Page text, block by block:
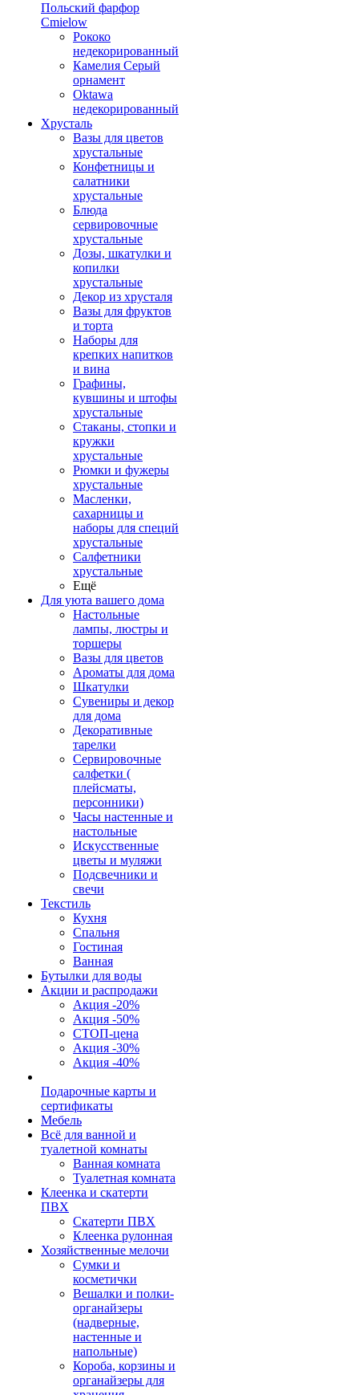
Польский фарфор
Сmielow
Рококо
недекорированный
Камелия Серый
орнамент
Oktawa
недекорированный
Хрусталь
Вазы для цветов
хрустальные
Конфетницы и
салатники
хрустальные
Блюда
сервировочные
хрустальные
Дозы, шкатулки и
копилки
хрустальные
Декор из хрусталя
Вазы для фруктов
и торта
Наборы для
крепких напитков
и вина
Графины,
кувшины и штофы
хрустальные
Стаканы, стопки и
кружки
хрустальные
Рюмки и фужеры
хрустальные
Масленки,
сахарницы и
наборы для специй
хрустальные
Салфетники
хрустальные
Ещё
Для уюта вашего дома
Настольные
лампы, люстры и
торшеры
Вазы для цветов
Ароматы для дома
Шкатулки
Сувениры и декор
для дома
Декоративные
тарелки
Сервировочные
салфетки (
плейсматы,
персонники)
Часы настенные и
настольные
Искусственные
цветы и муляжи
Подсвечники и
свечи
Текстиль
Кухня
Спальня
Гостиная
Ванная
Бутылки для воды
Акции и распродажи
Акция -20%
Акция -50%
СТОП-цена
Акция -30%
Акция -40%
Подарочные карты и
сертификаты
Мебель
Всё для ванной и
туалетной комнаты
Ванная комната
Туалетная комната
Клеенка и скатерти
ПВХ
Скатерти ПВХ
Клеенка рулонная
Хозяйственные мелочи
Сумки и
косметички
Вешалки и полки-
органайзеры
(надверные,
настенные и
напольные)
Короба, корзины и
органайзеры для